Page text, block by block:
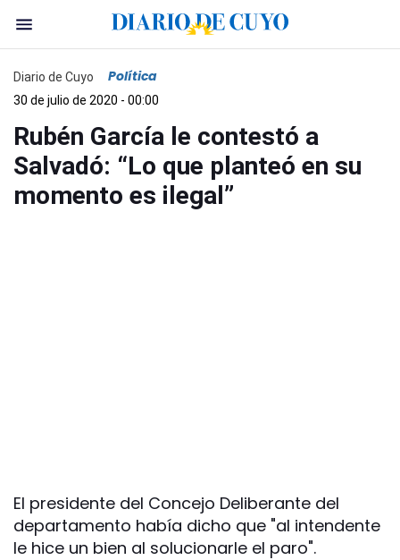
Diario de Cuyo Política
30 de julio de 2020 - 00:00
Rubén García le contestó a
Salvadó: “Lo que planteó en su
momento es ilegal”
El presidente del Concejo Deliberante del
departamento había dicho que "al intendente
le hice un bien al solucionarle el paro".